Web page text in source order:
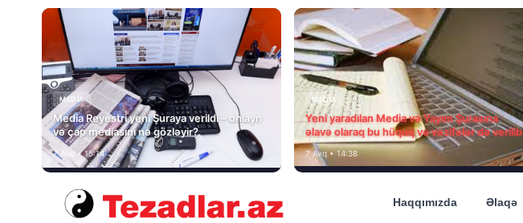
MEDİA
Media Reyestri yeni Şuraya verildi – onlayn
və çap mediasını nə gözləyir?
7 Avq • 15:14
MEDİA
Yeni yaradılan Media və Yayım Şurasına
əlavə olaraq bu hüquq və vəzifələr də verilib
7 Avq • 14:38
Haqqımızda Əlaqə